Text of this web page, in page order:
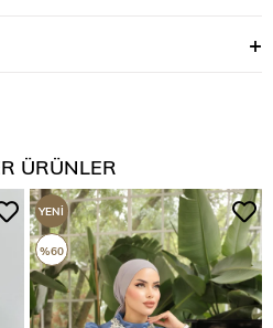
ÜRÜNLER
YENI
ÜRÜN
%60